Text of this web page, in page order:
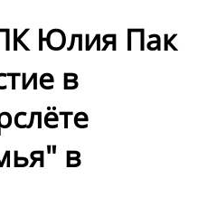
Юлия Пак
в
в